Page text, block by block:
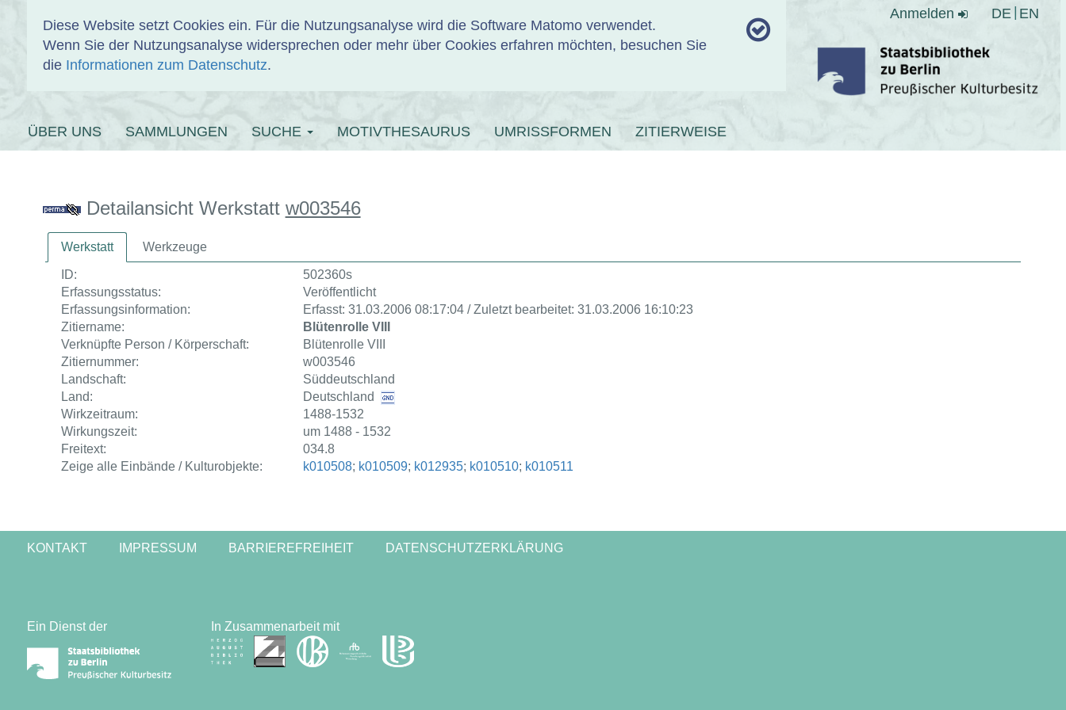
Diese Website setzt Cookies ein. Für die Nutzungsanalyse wird die Software Matomo verwendet.
Wenn Sie der Nutzungsanalyse widersprechen oder mehr über Cookies erfahren möchten, besuchen Sie
die Informationen zum Datenschutz.
Anmelden DE EN
EINBANDDATENBANK
ÜBER UNS SAMMLUNGEN SUCHE MOTIVTHESAURUS UMRISSFORMEN ZITIERWEISE
Detailansicht Werkstatt w003546
Werkstatt Werkzeuge
ID:
502360s
Erfassungsstatus:
Veröffentlicht
Erfassungsinformation:
Erfasst: 31.03.2006 08:17:04 / Zuletzt bearbeitet: 31.03.2006 16:10:23
Zitiername:
Blütenrolle VIII
Verknüpfte Person / Körperschaft:
Blütenrolle VIII
Zitiernummer:
w003546
Landschaft:
Süddeutschland
Land:
Deutschland
Wirkzeitraum:
1488-1532
Wirkungszeit:
um 1488 - 1532
Freitext:
034.8
Zeige alle Einbände / Kulturobjekte:
k010508; k010509; k012935; k010510; k010511
KONTAKT IMPRESSUM BARRIEREFREIHEIT DATENSCHUTZERKLÄRUNG
Ein Dienst der In Zusammenarbeit mit